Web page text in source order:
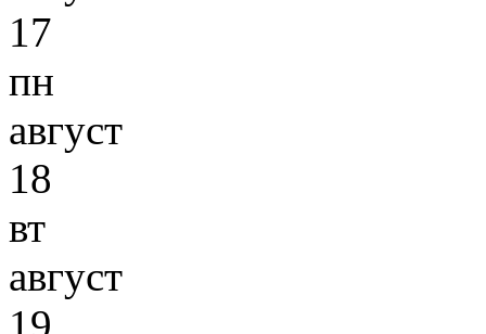
17
пн
август
18
вт
август
19